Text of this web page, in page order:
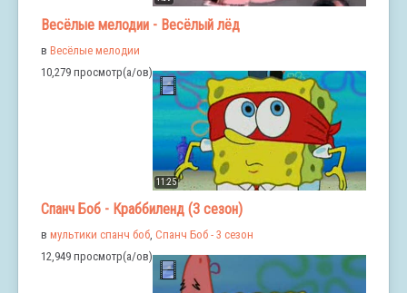
Весёлые мелодии - Весёлый лёд
в Весёлые мелодии
10,279 просмотр(а/ов)
11:25
Спанч Боб - Краббиленд (3 сезон)
в мультики спанч боб Спанч Боб - 3 сезон
12,949 просмотр(а/ов)